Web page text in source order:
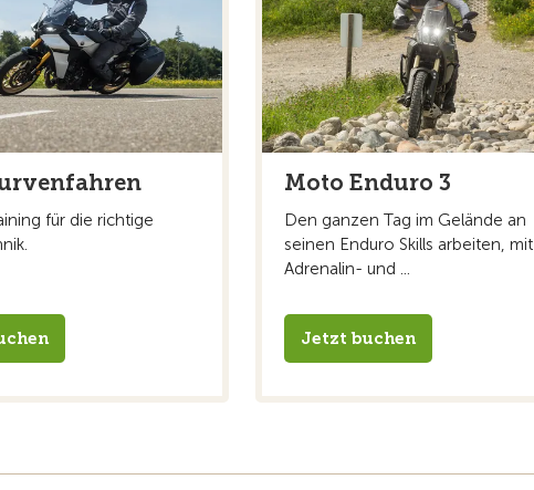
für die richtige
Moto Enduro 3
Den ganzen Tag im Gelände an
seinen Enduro Skills arbeiten, mit
Adrenalin- und ...
Jetzt buchen